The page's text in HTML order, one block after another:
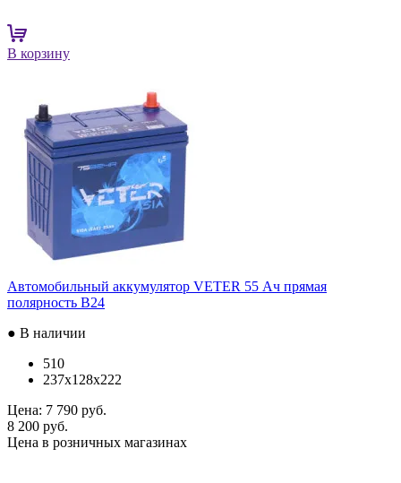
В корзину
Автомобильный аккумулятор VETER 55 Ач прямая
полярность B24
● В наличии
510
237x128x222
Цена: 7 790 руб.
8 200 руб.
Цена в розничных магазинах